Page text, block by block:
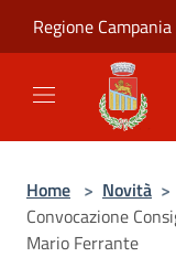
Regione Campania
Home > Novità >
Convocazione
Mario Ferrante